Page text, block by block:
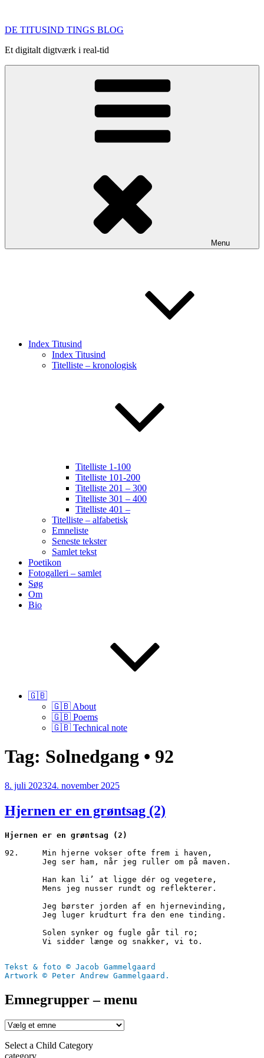
indhold
DE TITUSIND TINGS BLOG
Et digitalt digtværk i real-tid
Menu
Index Titusind
Index Titusind
Titelliste – kronologisk
Titelliste 1-100
Titelliste 101-200
Titelliste 201 – 300
Titelliste 301 – 400
Titelliste 401 –
Titelliste – alfabetisk
Emneliste
Seneste tekster
Samlet tekst
Poetikon
Fotogalleri – samlet
Søg
Om
Bio
🇬🇧
🇬🇧 About
🇬🇧 Poems
🇬🇧 Technical note
Tag: Solnedgang • 92
Udgivet
8. juli 202324. november 2025
Hjernen er en grøntsag (2)
92.	Min hjerne vokser ofte frem i haven,
Tekst & foto © Jacob Gammelgaard
Artwork © Peter Andrew Gammelgaard.
Emnegrupper – menu
Select a Child Category
category